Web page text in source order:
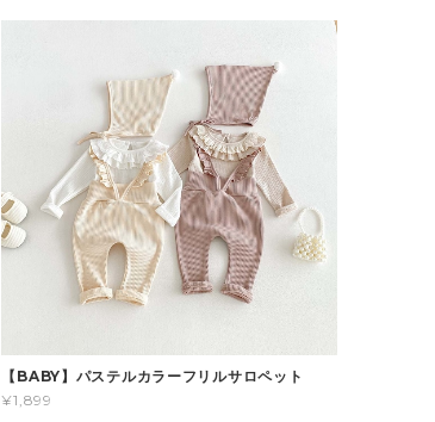
【BABY】パステルカラーフリルサロペット
¥1,899